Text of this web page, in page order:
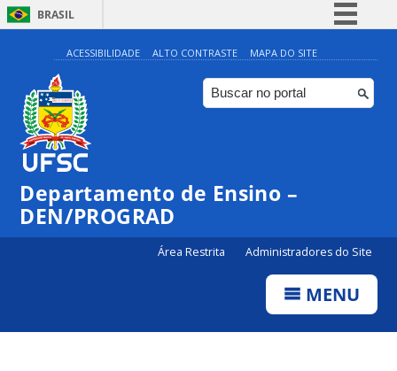
BRASIL
Simplifique!
Comunica BR
Participe
Canais
ACESSIBILIDADE ALTO CONTRASTE MAPA DO SITE
Departamento de Ensino –
DEN/PROGRAD
Área Restrita Administradores do Site
MENU